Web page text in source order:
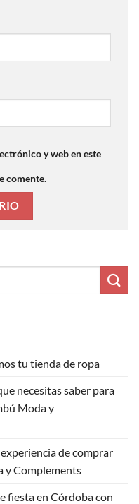
y web en este
comente.
tu tienda de ropa
necesitas saber para
Moda y
de comprar
y Complements
fiesta en Córdoba con